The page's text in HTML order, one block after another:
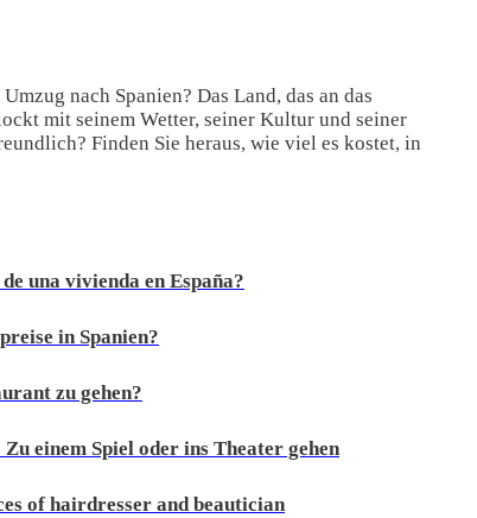
nach Spanien? Das Land, das an das
mit seinem Wetter, seiner Kultur und seiner
Finden Sie heraus, wie viel es kostet, in
una vivienda en España?
in Spanien?
zu gehen?
einem Spiel oder ins Theater gehen
of hairdresser and beautician